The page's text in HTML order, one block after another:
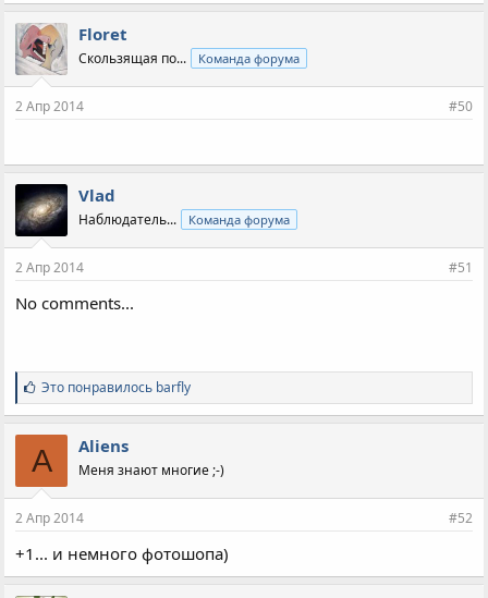
Floret
Скользящая по... Команда форума
2 Апр 2014 #50
Vlad
Наблюдатель... Команда форума
2 Апр 2014 #51
No comments...
С
и
м
п
а
т
и
:
Это понравилось barfly
A Aliens
Меня знают многие ;-)
2 Апр 2014 #52
+1... и немного фотошопа)